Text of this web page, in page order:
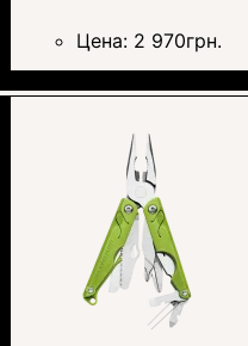
Цена: 2 970грн.